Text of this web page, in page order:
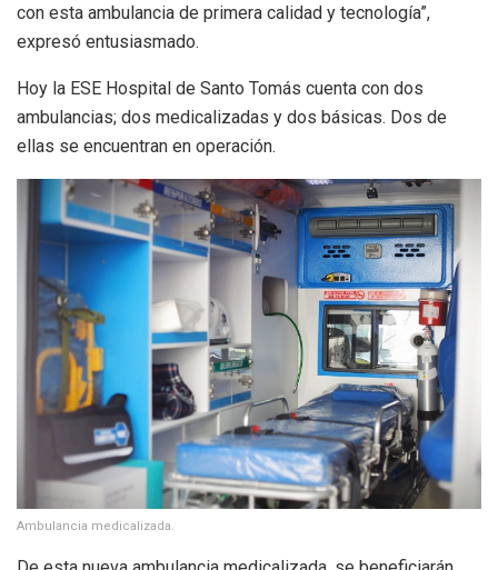
con esta ambulancia de primera calidad y tecnología”,
expresó entusiasmado.
Hoy la ESE Hospital de Santo Tomás cuenta con dos
ambulancias; dos medicalizadas y dos básicas. Dos de
ellas se encuentran en operación.
Ambulancia medicalizada.